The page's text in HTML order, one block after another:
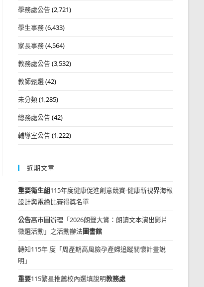
學務處公告(2,721)
學生事務(6,433)
家長事務(4,564)
教務處公告(3,532)
教師甄選(42)
未分類(1,285)
總務處公告(42)
輔導室公告(1,222)
近期文章
重要衛生組115年度健康促進創意競賽-健康新視界海報
設計與電繪比賽得獎名單
公告高市圖辦理「2026朗聲大賞：朗讀文本演出影片
徵選活動」之活動辦法圖書館
轉知115年 度「周產期高風險孕產婦追蹤關懷計畫說
明」
重要115繁星推薦校內選填說明教務處